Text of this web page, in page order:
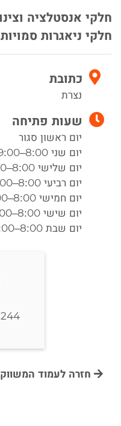
חלקי אנסטלציה
חלקי ניאגרות
כתובת
נצרת
שעות פתיחה
יום ראשון סגור
יום שני 8:00–19:00
יום שלישי 8:00–19:00
יום רביעי 8:00–19:00
יום חמישי 8:00–19:00
יום שישי 8:00–19:00
יום שבת 8:00–17:00
חזרה לעמוד